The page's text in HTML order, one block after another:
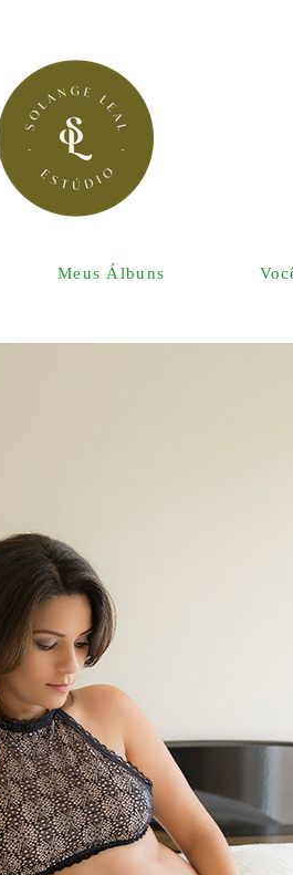
Meus Álbuns